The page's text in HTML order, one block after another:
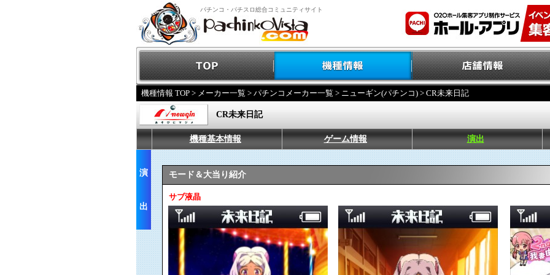
パチンコ・パチスロ総合コミュニティサイト
機種情報 TOP > メーカー一覧 > パチンコメーカー一覧 > ニューギン(パチンコ) > CR未来日記
CR未来日記
機種基本情報 ゲーム情報 演出
演
出
モード＆大当り紹介
サブ液晶